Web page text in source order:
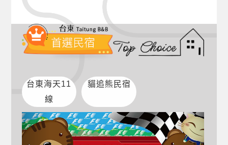
台東海天11
線
貓追熊民宿